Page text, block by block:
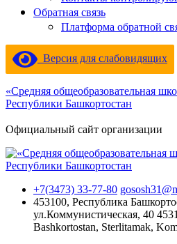
Обратная связь
Платформа обратной
Версия для слабовидящих
«Средняя общеобразовательная
Республики Башкортостан
Официальный сайт организации
+7(3473) 33-77-80
453100, Республика
ул.Коммунистическая, 40
Bashkortostan, Sterlitamak,